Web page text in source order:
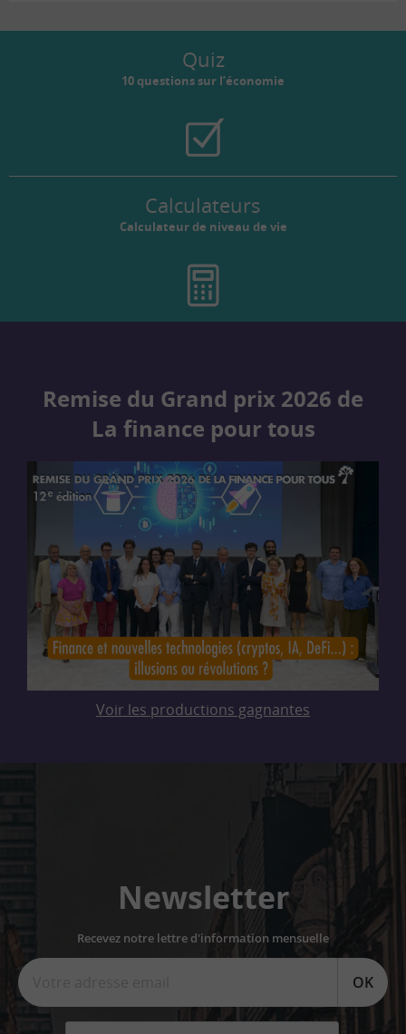
Quiz
10 questions sur l’économie
Calculateurs
Calculateur de niveau de vie
Remise du Grand prix 2026 de
La finance pour tous
Voir les productions gagnantes
Newsletter
Recevez notre lettre d'information mensuelle
OK